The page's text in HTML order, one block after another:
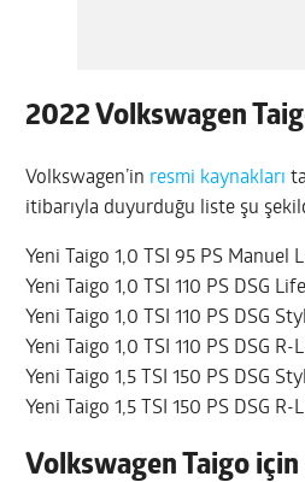
2022 Volkswagen
Volkswagen’in resmi kaynakları
itibarıyla duyurduğu liste şu
Yeni Taigo 1,0 TSI 95 PS Manuel
Yeni Taigo 1,0 TSI 110 PS DSG
Yeni Taigo 1,0 TSI 110 PS DSG
Yeni Taigo 1,0 TSI 110 PS DSG
Yeni Taigo 1,5 TSI 150 PS DSG
Yeni Taigo 1,5 TSI 150 PS DSG
Volkswagen Taigo için